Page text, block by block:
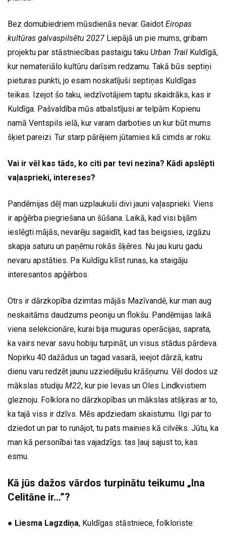
Bez domubiedriem mūsdienās nevar. Gaidot Eiropas
kultūras galvaspilsētu 2027 Liepājā un pie mums, gribam
projektu par stāstniecības pastaigu taku Urban Trail Kuldīgā,
kur nemateriālo kultūru darīsim redzamu. Takā būs septiņi
pieturas punkti, jo esam noskatījuši septiņas Kuldīgas
teikas. Izejot šo taku, iedzīvotājiem taptu skaidrāks, kas ir
Kuldīga. Pašvaldība mūs atbalstījusi ar telpām Kopienu
namā Ventspils ielā, kur varam darboties un kur būt mums
šķiet pareizi. Tur starp pārējiem jūtamies kā cimds ar roku.
Vai ir vēl kas tāds, ko citi par tevi nezina? Kādi apslēpti
vaļasprieki, intereses?
Pandēmijas dēļ man uzplaukuši divi jauni vaļasprieki. Viens
ir apģērba piegriešana un šūšana. Laikā, kad visi bijām
ieslēgti mājās, nevarēju sagaidīt, kad tas beigsies, izgāzu
skapja saturu un paņēmu rokās šķēres. Nu jau kuru gadu
nevaru apstāties. Pa Kuldīgu klīst runas, ka staigāju
interesantos apģērbos.
Otrs ir dārzkopība dzimtas mājās Mazīvandē, kur man aug
neskaitāms daudzums peoniju un flokšu. Pandēmijas laikā
viena selekcionāre, kurai bija muguras operācijas, saprata,
ka vairs nevar savu hobiju turpināt, un visus stādus pārdeva.
Nopirku 40 dažādus un tagad vasarā, ieejot dārzā, katru
dienu varu redzēt jaunu uzziedējušu krāšņumu. Vēl dodos uz
mākslas studiju M22, kur pie Ievas un Oles Lindkvistiem
gleznoju. Folklora no dārzkopības un mākslas atšķiras ar to,
ka tajā viss ir dzīvs. Mēs apdziedam skaistumu. Ilgi par to
dziedot un par to runājot, tu pats mainies kā cilvēks. Jūtu, ka
man kā personībai tas vajadzīgs: tas ļauj sajust to, kas
esmu.
Kā jūs dažos vārdos turpinātu teikumu „Ina
Celitāne ir…”?
● Liesma Lagzdiņa, Kuldīgas stāstniece, folkloriste: